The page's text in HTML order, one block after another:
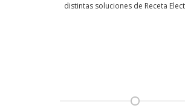
distintas soluciones de Receta